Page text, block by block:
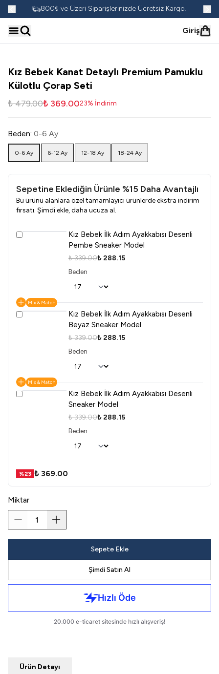
800₺ ve Üzeri Siparişlerinizde Ücretsiz Kargo!
Giriş
Kız Bebek Kanat Detaylı Premium Pamuklu
Külotlu Çorap Seti
₺ 479.00₺ 369.0023% İndirim
Beden: 0-6 Ay
0-6 Ay 6-12 Ay 12-18 Ay 18-24 Ay
Sepetine Eklediğin Ürünle %15 Daha Avantajlı
Bu ürünü alanlara özel tamamlayıcı ürünlerde ekstra indirim
fırsatı. Şimdi ekle, daha ucuza al.
Kız Bebek İlk Adım Ayakkabısı Desenli
Pembe Sneaker Model
₺ 339.00₺ 288.15
Beden
Mix & Match
Kız Bebek İlk Adım Ayakkabısı Desenli
Beyaz Sneaker Model
₺ 339.00₺ 288.15
Beden
Mix & Match
Kız Bebek İlk Adım Ayakkabısı Desenli
Sneaker Model
₺ 339.00₺ 288.15
Beden
%23 ₺ 369.00
Miktar
Sepete Ekle
Şimdi Satın Al
Ürün Detayı